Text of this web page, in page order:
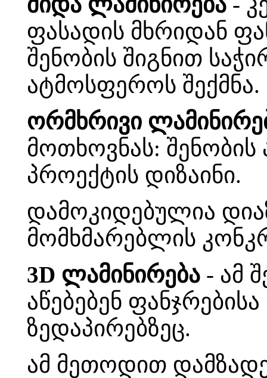
ფასადის მხრიდან
შენობის შიგნით
ატმოსფეროს შექმნა.
ორმხრივი
მოთხოვნას:
პროექტის დიზაინი.
დამოკიდებულია
მომხმარებლის
3D ლამინირება - ამ
აწებებენ
ზედაპირებზეც.
ამ მეთოდით